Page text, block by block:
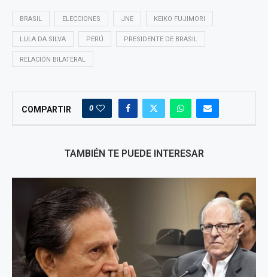
BRASIL ELECCIONES JNE KEIKO FUJIMORI
LULA DA SILVA PERÚ PRESIDENTE DE BRASIL
RELACIÓN BILATERAL
COMPARTIR 0
TAMBIÉN TE PUEDE INTERESAR